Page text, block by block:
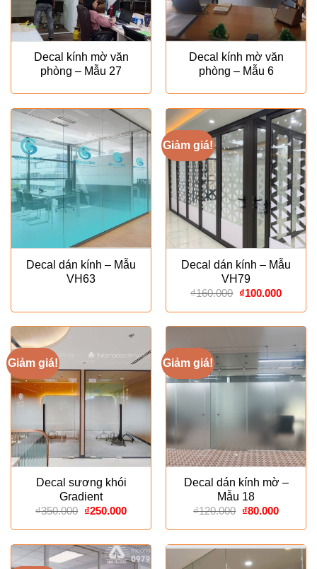
Decal kính mờ văn
phòng – Mẫu 27
Decal kính mờ văn
phòng – Mẫu 6
Decal dán kính – Mẫu
VH63
Giảm giá!
Decal dán kính – Mẫu
VH79
₫160.000 Giá
là:
₫160.000.
₫100.000Giá
tại
là:
Giảm giá!
Decal sương khói
Gradient
₫350.000 Giá
là:
₫350.000.
₫250.000Giá
tại
là:
₫250.000.
Giảm giá!
Decal dán kính mờ –
Mẫu 18
₫120.000 Giá
là:
₫120.000.
₫80.000Giá
tại
là:
₫80.000.